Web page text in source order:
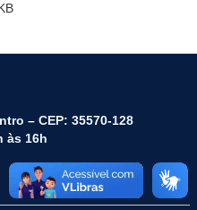
– CEP: 35570-128
às 16h